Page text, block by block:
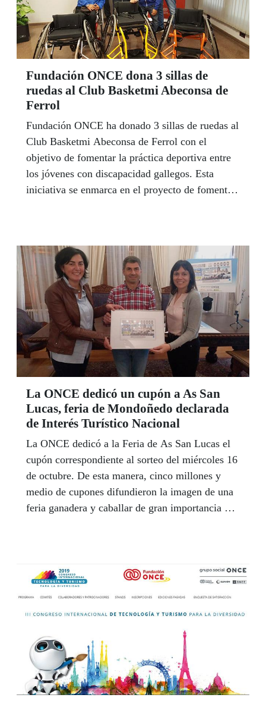
Fundación ONCE dona 3 sillas de
ruedas al Club Basketmi Abeconsa de
Ferrol
Fundación ONCE ha donado 3 sillas de ruedas al
Club Basketmi Abeconsa de Ferrol con el
objetivo de fomentar la práctica deportiva entre
los jóvenes con discapacidad gallegos. Esta
iniciativa se enmarca en el proyecto de fomento
La ONCE dedicó un cupón a As San
Lucas, feria de Mondoñedo declarada
de Interés Turístico Nacional
La ONCE dedicó a la Feria de As San Lucas el
cupón correspondiente al sorteo del miércoles 16
de octubre. De esta manera, cinco millones y
medio de cupones difundieron la imagen de una
feria ganadera y caballar de gran importancia y